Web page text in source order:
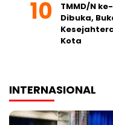
TMMD/N
Dibuka,
Kota
INTERNASIONAL